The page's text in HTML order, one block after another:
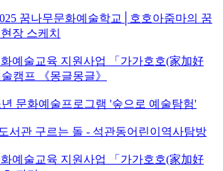
꿈나무문화예술학교│호호아줌마의 꿈
장 스케치
예술교육 지원사업 「가가호호(家加好
캠프 《몽글몽글》
년 문화예술프로그램 '숲으로 예술탐험'
서관 구르는 돌 - 석관동어린이역사탐방
예술교육 지원사업 「가가호호(家加好